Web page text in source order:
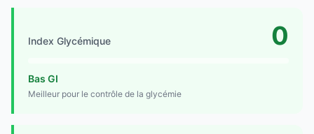
Index Glycémique 0
Bas GI
Meilleur pour le contrôle de la glycémie